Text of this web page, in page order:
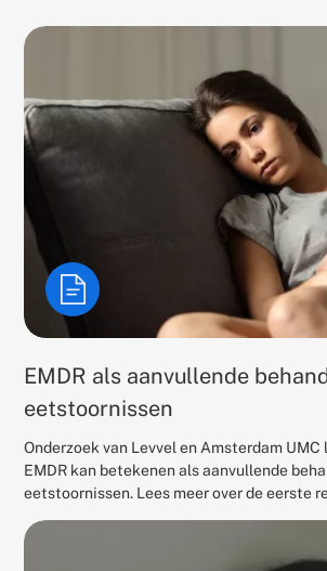
EMDR als aanvullende
eetstoornissen
Onderzoek van Levvel en Amsterdam
EMDR kan betekenen als aanvullende
eetstoornissen. Lees meer over de eerste